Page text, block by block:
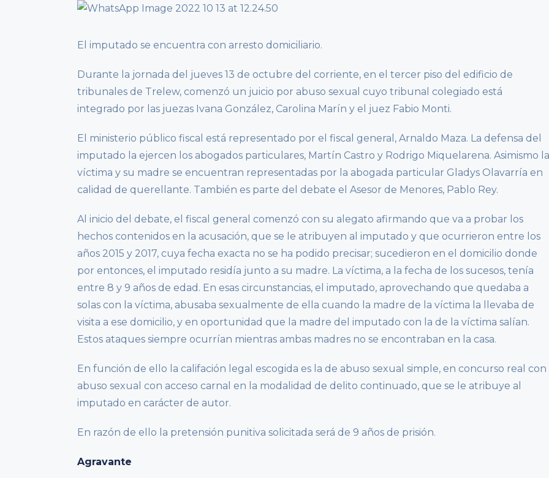
El imputado se encuentra con arresto domiciliario.
Durante la jornada del jueves 13 de octubre del corriente, en el tercer piso del edificio de
tribunales de Trelew, comenzó un juicio por abuso sexual cuyo tribunal colegiado está
integrado por las juezas Ivana González, Carolina Marín y el juez Fabio Monti.
El ministerio público fiscal está representado por el fiscal general, Arnaldo Maza. La defensa del
imputado la ejercen los abogados particulares, Martín Castro y Rodrigo Miquelarena. Asimismo la
víctima y su madre se encuentran representadas por la abogada particular Gladys Olavarría en
calidad de querellante. También es parte del debate el Asesor de Menores, Pablo Rey.
Al inicio del debate, el fiscal general comenzó con su alegato afirmando que va a probar los
hechos contenidos en la acusación, que se le atribuyen al imputado y que ocurrieron entre los
años 2015 y 2017, cuya fecha exacta no se ha podido precisar; sucedieron en el domicilio donde
por entonces, el imputado residía junto a su madre. La víctima, a la fecha de los sucesos, tenía
entre 8 y 9 años de edad. En esas circunstancias, el imputado, aprovechando que quedaba a
solas con la víctima, abusaba sexualmente de ella cuando la madre de la víctima la llevaba de
visita a ese domicilio, y en oportunidad que la madre del imputado con la de la víctima salían.
Estos ataques siempre ocurrían mientras ambas madres no se encontraban en la casa.
En función de ello la califación legal escogida es la de abuso sexual simple, en concurso real con
abuso sexual con acceso carnal en la modalidad de delito continuado, que se le atribuye al
imputado en carácter de autor.
En razón de ello la pretensión punitiva solicitada será de 9 años de prisión.
Agravante